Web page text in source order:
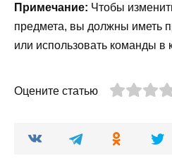
Примечание: Чтобы
предмета, вы должны иметь
или использовать команды в
Оцените статью